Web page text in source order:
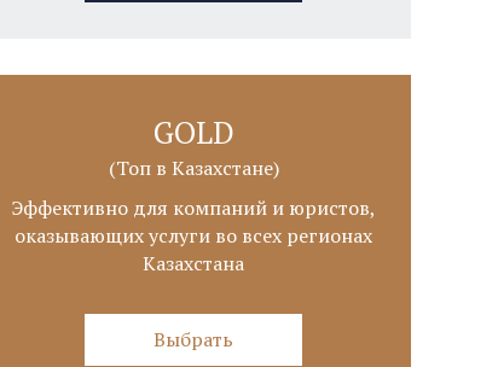
GOLD
(Топ в Казахстане)
Эффективно для компаний и юристов,
оказывающих услуги во всех регионах
Казахстана
Выбрать